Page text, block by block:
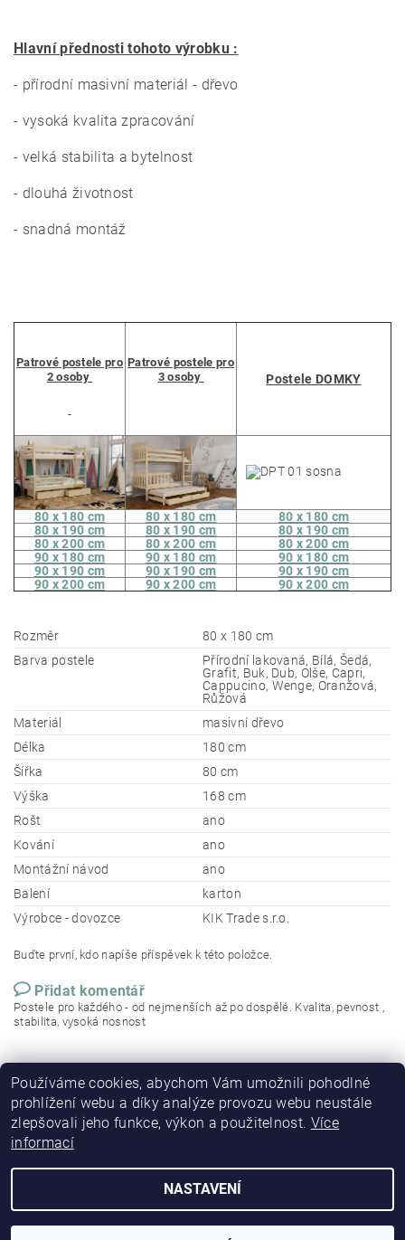
Hlavní přednosti tohoto výrobku :
- přírodní masivní materiál - dřevo
- vysoká kvalita zpracování
- velká stabilita a bytelnost
- dlouhá životnost
- snadná montáž
Patrové postele pro
2 osoby
Patrové postele pro
3 osoby
Postele DOMKY
80 x 180 cm 80 x 180 cm
80 x 180 cm
80 x 190 cm
80 x 190 cm
80 x 190 cm
80 x 200 cm
80 x 200 cm
80 x 200 cm
90 x 180 cm
90 x 180 cm
90 x 180 cm
90 x 190 cm
90 x 190 cm
90 x 190 cm
90 x 200 cm
90 x 200 cm 90 x 200 cm
Rozměr
80 x 180 cm
Barva postele
Přírodní lakovaná, Bílá, Šedá,
Grafit, Buk, Dub, Olše, Capri,
Cappucino, Wenge, Oranžová,
Růžová
Materiál
masivní dřevo
Délka
180 cm
Šířka
80 cm
Výška
168 cm
Rošt
ano
Kování
ano
Montážní návod
ano
Balení
karton
Výrobce - dovozce
KIK Trade s.r.o.
Buďte první, kdo napíše příspěvek k této položce.
Přidat komentář
Postele pro každého - od nejmenších až po dospělé. Kvalita, pevnost ,
stabilita, vysoká nosnost
2026 © DETSKE-POSTELE.CZ, všechna práva vyhrazena
Používáme cookies, abychom Vám umožnili pohodlné
prohlížení webu a díky analýze provozu webu neustále
zlepšovali jeho funkce, výkon a použitelnost. Více
informací
NASTAVENÍ